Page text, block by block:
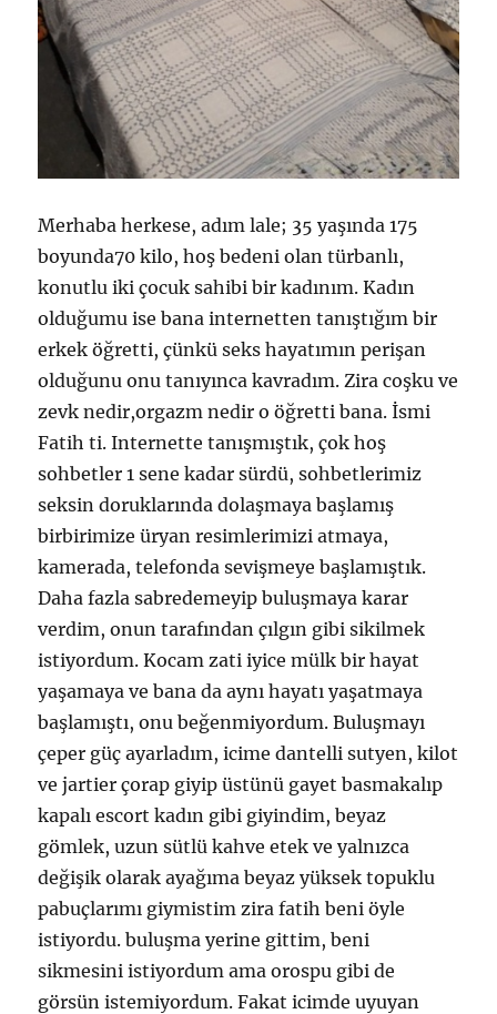
Merhaba herkese, adım lale; 35 yaşında 175
boyunda70 kilo, hoş bedeni olan türbanlı,
konutlu iki çocuk sahibi bir kadınım. Kadın
olduğumu ise bana internetten tanıştığım bir
erkek öğretti, çünkü seks hayatımın perişan
olduğunu onu tanıyınca kavradım. Zira coşku ve
zevk nedir,orgazm nedir o öğretti bana. İsmi
Fatih ti. Internette tanışmıştık, çok hoş
sohbetler 1 sene kadar sürdü, sohbetlerimiz
seksin doruklarında dolaşmaya başlamış
birbirimize üryan resimlerimizi atmaya,
kamerada, telefonda sevişmeye başlamıştık.
Daha fazla sabredemeyip buluşmaya karar
verdim, onun tarafından çılgın gibi sikilmek
istiyordum. Kocam zati iyice mülk bir hayat
yaşamaya ve bana da aynı hayatı yaşatmaya
başlamıştı, onu beğenmiyordum. Buluşmayı
çeper güç ayarladım, icime dantelli sutyen, kilot
ve jartier çorap giyip üstünü gayet basmakalıp
kapalı escort kadın gibi giyindim, beyaz
gömlek, uzun sütlü kahve etek ve yalnızca
değişik olarak ayağıma beyaz yüksek topuklu
pabuçlarımı giymistim zira fatih beni öyle
istiyordu. buluşma yerine gittim, beni
sikmesini istiyordum ama orospu gibi de
görsün istemiyordum. Fakat icimde uyuyan